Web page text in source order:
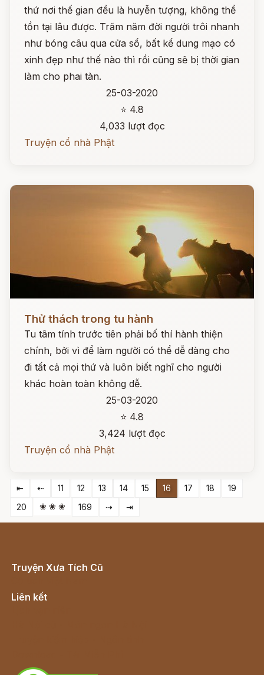
thứ nơi thế gian đều là huyễn tượng, không thể
tồn tại lâu được. Trăm năm đời người trôi nhanh
như bóng câu qua cửa sổ, bất kể dung mạo có
xinh đẹp như thế nào thì rồi cũng sẽ bị thời gian
làm cho phai tàn.
25-03-2020
⭐ 4.8
4,033 lượt đọc
Truyện cổ nhà Phật
Thử thách trong tu hành
Tu tâm tính trước tiên phải bố thí hành thiện
chính, bởi vì để làm người có thể dễ dàng cho
đi tất cả mọi thứ và luôn biết nghĩ cho người
khác hoàn toàn không dễ.
25-03-2020
⭐ 4.8
3,424 lượt đọc
Truyện cổ nhà Phật
⇤ ⇠ 11 12 13 14 15 16 17 18
19
20
❀ ❀ ❀ 169 ⇢ ⇥
Truyện Xưa Tích Cũ
Liên kết